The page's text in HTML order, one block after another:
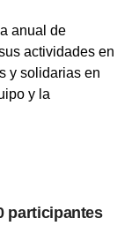
anual de
actividades en
y solidarias en
y la
participantes